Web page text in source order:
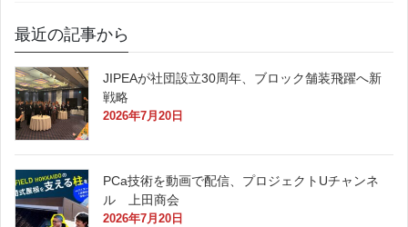
最近の記事から
JIPEAが社団設立30周年、ブロック舗装飛躍へ新
戦略
2026年7月20日
PCa技術を動画で配信、プロジェクトUチャンネ
ル 上田商会
2026年7月20日